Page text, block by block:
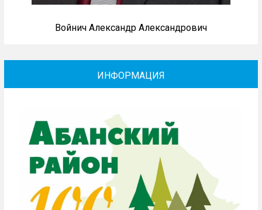
Войнич Александр Александрович
ИНФОРМАЦИЯ